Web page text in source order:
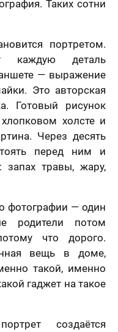
Таких сотни
портретом.
каждую деталь
— выражение
Это авторская
Готовый рисунок
холсте и
Через десять
перед ним и
запах травы, жару,
фотографии — один
родители потом
что дорого.
вещь в доме,
такой, именно
гаджет на такое
создаётся
оферты